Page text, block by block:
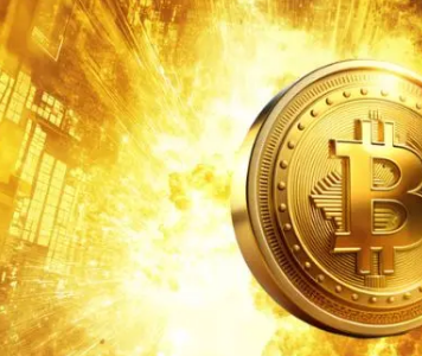
IA
Cryptomonnaies